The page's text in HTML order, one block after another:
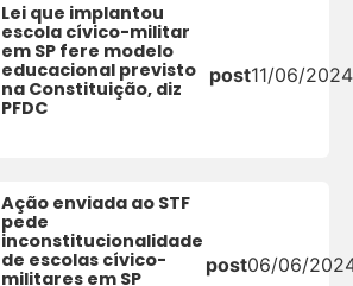
Lei que implantou
escola cívico-militar
em SP fere modelo
educacional previsto
na Constituição, diz
PFDC
post11/06/2024
Ação enviada ao STF
pede
inconstitucionalidade
de escolas cívico-
militares em SP
post06/06/